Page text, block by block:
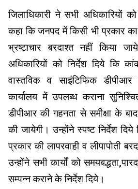
जिलाधिकारी ने सभी अधिकारियों
कहा कि जनपद में किसी भी प्रकार
भ्रष्टाचार बरदाश्त नहीं किया
अधिकारियों को निर्देश दिये कि
वास्तविक व साइंटिफिक
कार्यालय में उपलब्ध कराना
डीपीआर की गहनता से समीक्षा के
की जायेगी। उन्होंने स्पष्ट निर्देश दिये
प्रकार की लापरवाही व लीपापोती
उन्होंने सभी कार्यों को
सम्पन्न कराने के निर्देश दिये।